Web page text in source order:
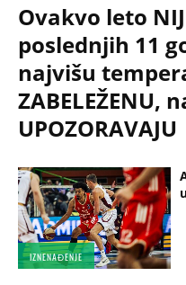
Ovakvo leto
poslednjih 11
najvišu
ZABELEŽENU,
UPOZORAVAJU
IZNENAĐENJE